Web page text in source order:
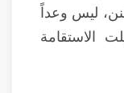
ليس وعداً
الاستقامة